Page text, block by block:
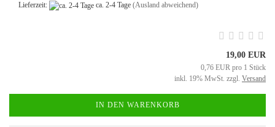
Lieferzeit:
ca. 2-4 Tage (Ausland abweichend)
19,00 EUR
0,76 EUR pro 1 Stück
inkl. 19% MwSt. zzgl. Versand
IN DEN WARENKORB